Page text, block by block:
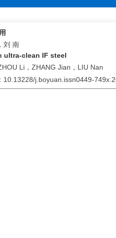
刘 南
ultra-clean IF steel
Li，ZHANG Jian，LIU Nan
j.boyuan.issn0449-